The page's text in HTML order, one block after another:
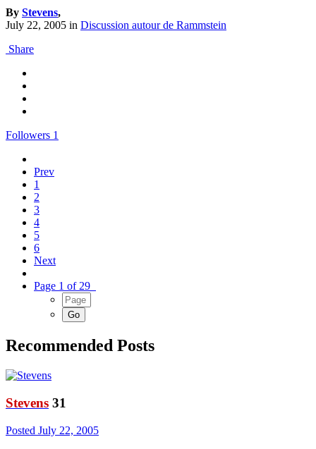
By Stevens,
July 22, 2005 in Discussion autour de Rammstein
Share
Followers 1
Prev
1
2
3
4
5
6
Next
Page 1 of 29
Recommended Posts
Stevens 31
Posted July 22, 2005